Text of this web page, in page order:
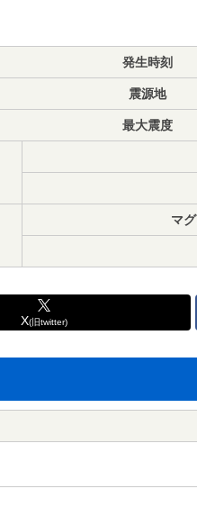
発生時刻
震源地
最大震度
マ
X(旧twitter)